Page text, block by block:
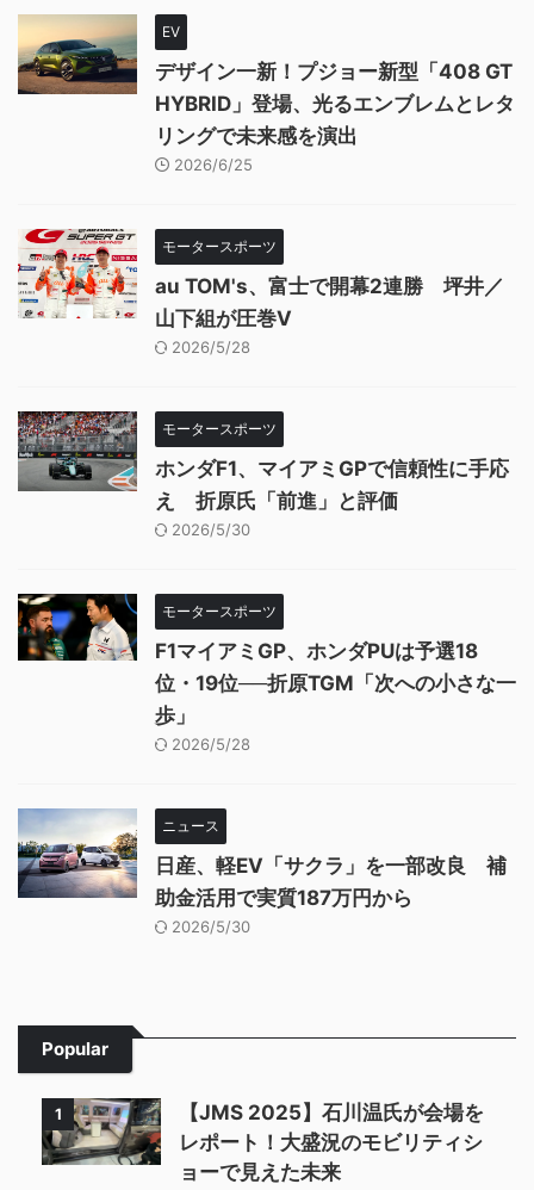
EV
デザイン一新！プジョー新型「408 GT
HYBRID」登場、光るエンブレムとレタ
リングで未来感を演出
2026/6/25
モータースポーツ
au TOM's、富士で開幕2連勝 坪井／
山下組が圧巻V
2026/5/28
モータースポーツ
ホンダF1、マイアミGPで信頼性に手応
え 折原氏「前進」と評価
2026/5/30
モータースポーツ
F1マイアミGP、ホンダPUは予選18
位・19位──折原TGM「次への小さな一
歩」
2026/5/28
ニュース
日産、軽EV「サクラ」を一部改良 補
助金活用で実質187万円から
2026/5/30
Popular
1
【JMS 2025】石川温氏が会場を
レポート！大盛況のモビリティシ
ョーで見えた未来